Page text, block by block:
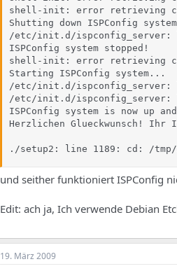
shell-init: error retrieving
Shutting down ISPConfig
/etc/init.d/ispconfig_server:
ISPConfig system stopped!
shell-init: error retrieving
Starting ISPConfig system...
/etc/init.d/ispconfig_server:
/etc/init.d/ispconfig_server:
ISPConfig system is now up
Herzlichen Glueckwunsch!
./setup2: line 1189: cd: /
und seither funktioniert ISPConfig
Edit: ach ja, Ich verwende Debian
19. März 2009